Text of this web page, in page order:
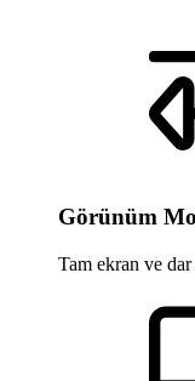
Görünüm
Tam ekran ve dar